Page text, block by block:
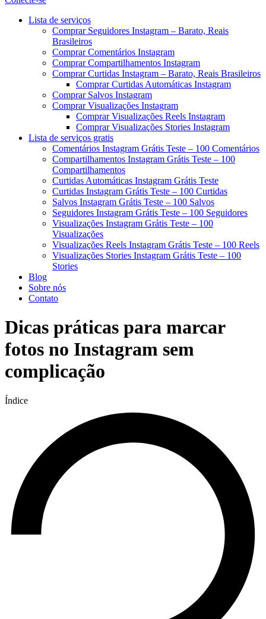
Menu
Lista de serviços
Comprar Seguidores Instagram – Barato, Reais
Brasileiros
Comprar Comentários Instagram
Comprar Compartilhamentos Instagram
Comprar Curtidas Instagram – Barato, Reais Brasileiros
Comprar Curtidas Automáticas Instagram
Comprar Salvos Instagram
Comprar Visualizações Instagram
Comprar Visualizações Reels Instagram
Comprar Visualizações Stories Instagram
Lista de serviços gratis
Comentários Instagram Grátis Teste – 100 Comentários
Compartilhamentos Instagram Grátis Teste – 100
Compartilhamentos
Curtidas Automáticas Instagram Grátis Teste
Curtidas Instagram Grátis Teste – 100 Curtidas
Salvos Instagram Grátis Teste – 100 Salvos
Seguidores Instagram Grátis Teste – 100 Seguidores
Visualizações Instagram Grátis Teste – 100
Visualizações
Visualizações Reels Instagram Grátis Teste – 100 Reels
Visualizações Stories Instagram Grátis Teste – 100
Stories
Blog
Sobre nós
Contato
Dicas práticas para marcar
fotos no Instagram sem
complicação
Índice